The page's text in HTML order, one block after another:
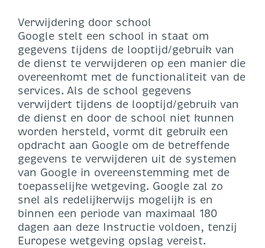
Verwijdering door school
Google stelt een school in staat om
gegevens tijdens de looptijd/gebruik van
de dienst te verwijderen op een manier die
overeenkomt met de functionaliteit van de
services. Als de school gegevens
verwijdert tijdens de looptijd/gebruik van
de dienst en door de school niet kunnen
worden hersteld, vormt dit gebruik een
opdracht aan Google om de betreffende
gegevens te verwijderen uit de systemen
van Google in overeenstemming met de
toepasselijke wetgeving. Google zal zo
snel als redelijkerwijs mogelijk is en
binnen een periode van maximaal 180
dagen aan deze Instructie voldoen, tenzij
Europese wetgeving opslag vereist.